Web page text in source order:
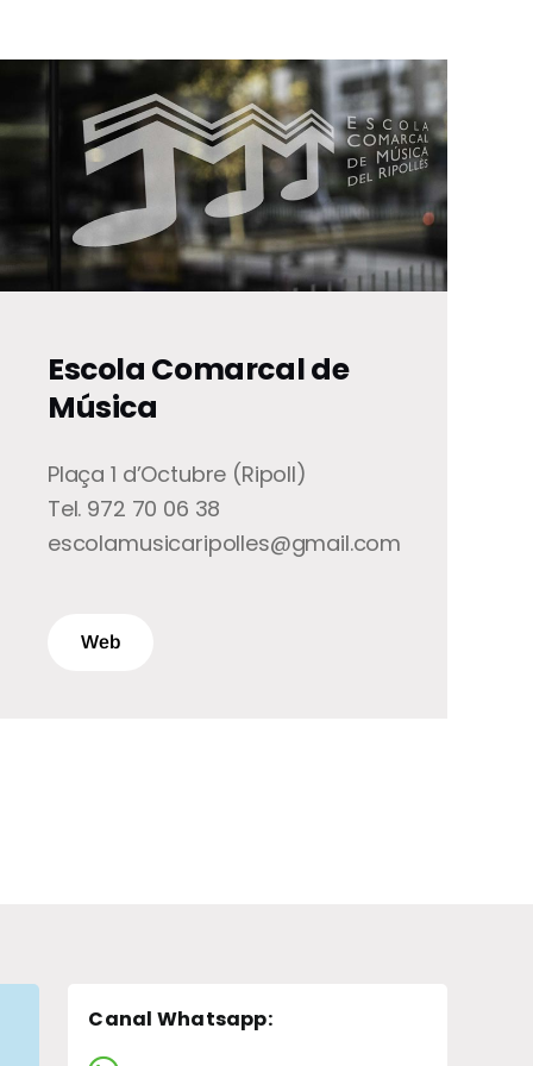
Escola Comarcal de
Música
Plaça 1 d’Octubre (Ripoll)
Tel. 972 70 06 38
escolamusicaripolles@gmail.com
Web
Canal Whatsapp: